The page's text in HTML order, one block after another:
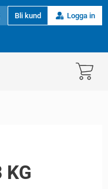
Bli kund Logga in